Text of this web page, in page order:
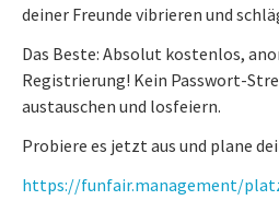
deiner Freunde vibrieren und
Das Beste: Absolut kostenlos,
Registrierung! Kein Passwort-
austauschen und losfeiern.
Probiere es jetzt aus und plane
https://funfair.management/